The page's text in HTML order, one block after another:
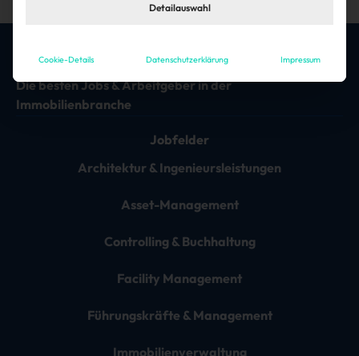
Die besten Jobs & Arbeitgeber in der
Immobilienbranche
Jobfelder
Architektur & Ingenieursleistungen
Asset-Management
Controlling & Buchhaltung
Facility Management
Führungskräfte & Management
Immobilienverwaltung
Detailauswahl
Cookie-Details Datenschutzerklärung Impressum